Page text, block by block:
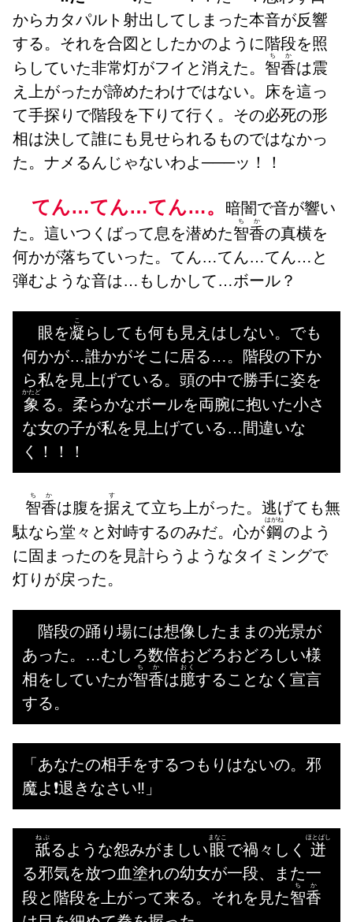
からカタパルト射出してしまった本音が反響
する。それを合図としたかのように階段を照
らしていた非常灯がフイと消えた。 智香
ちか
は震
え上がったが諦めたわけではない。床を這っ
て手探りで階段を下りて行く。その必死の形
相は決して誰にも見せられるものではなかっ
た。ナメるんじゃないわよ───ッ！！
てん…てん…てん…。
暗闇で音が響い
た。這いつくばって息を潜めた智香
ちか
の真横を
何かが落ちていった。てん…てん…てん…と
弾むような音は…もしかして…ボール？
眼を凝
こ
らしても何も見えはしない。でも
何かが…誰かがそこに居る…。階段の下か
ら私を見上げている。頭の中で勝手に姿を
象
かたど
る。柔らかなボールを両腕に抱いた小さ
な女の子が私を見上げている…間違いな
く！！！
智香
ちか
は腹を据
す
えて立ち上がった。逃げても無
駄なら堂々と対峙するのみだ。心が鋼
はがね
のよう
に固まったのを見計らうようなタイミングで
灯りが戻った。
階段の踊り場には想像したままの光景が
あった。…むしろ数倍おどろおどろしい様
相をしていたが智香
ちか
は臆
おく
することなく宣言
する。
「あなたの相手をするつもりはないの。邪
魔よ❗退きなさい‼️」
舐
ねぶ
るような怨みがましい 眼
まなこ
で禍々しく 迸
ほとばし
る邪気を放つ血塗れの幼女が一段、また一
段と階段を上がって来る。それを見た智香
ちか